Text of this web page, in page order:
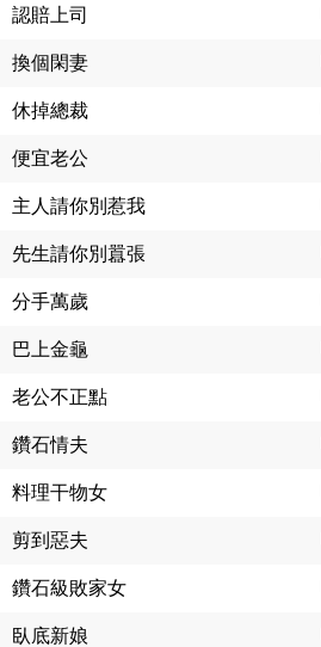
認賠上司
換個閑妻
休掉總裁
便宜老公
主人請你別惹我
先生請你別囂張
分手萬歲
巴上金龜
老公不正點
鑽石情夫
料理干物女
剪到惡夫
鑽石級敗家女
臥底新娘